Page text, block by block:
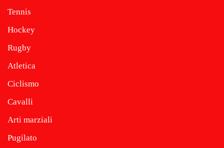
Tennis
Hockey
Rugby
Atletica
Ciclismo
Cavalli
Arti marziali
Pugilato